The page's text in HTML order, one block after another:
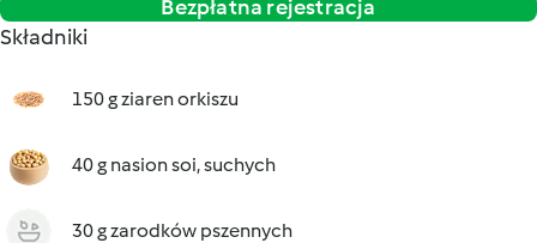
Bezpłatna rejestracja
Składniki
150 g ziaren orkiszu
40 g nasion soi, suchych
30 g zarodków pszennych